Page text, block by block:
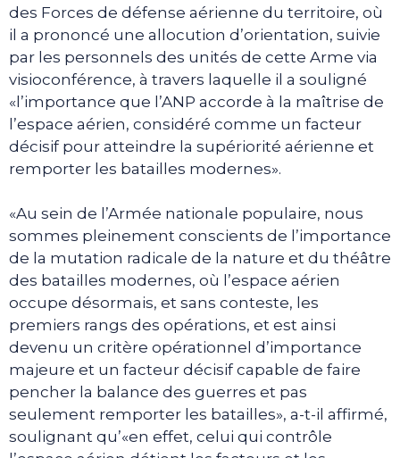
des Forces de défense aérienne du territoire, où
il a prononcé une allocution d’orientation, suivie
par les personnels des unités de cette Arme via
visioconférence, à travers laquelle il a souligné
«l’importance que l’ANP accorde à la maîtrise de
l’espace aérien, considéré comme un facteur
décisif pour atteindre la supériorité aérienne et
remporter les batailles modernes».
«Au sein de l’Armée nationale populaire, nous
sommes pleinement conscients de l’importance
de la mutation radicale de la nature et du théâtre
des batailles modernes, où l’espace aérien
occupe désormais, et sans conteste, les
premiers rangs des opérations, et est ainsi
devenu un critère opérationnel d’importance
majeure et un facteur décisif capable de faire
pencher la balance des guerres et pas
seulement remporter les batailles», a-t-il affirmé,
soulignant qu’«en effet, celui qui contrôle